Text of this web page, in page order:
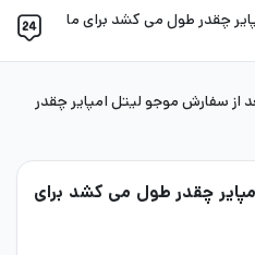
چقدر طول می کشد برای ما
از سفارش موجو لیتل امپایر چقدر
چقدر طول می کشد برای